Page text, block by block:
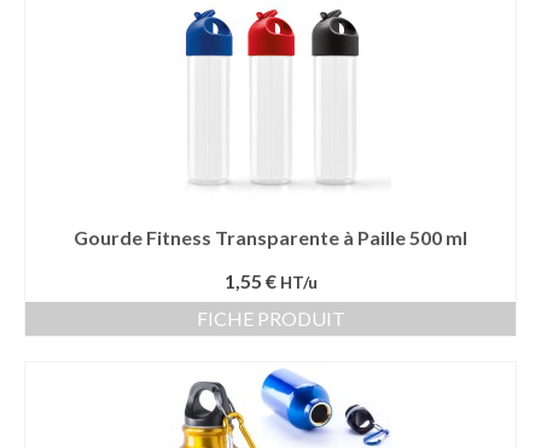
Mug isotherme
Tee-shirt publicitaire
Vêtement Haute Visibilité
Gourde Fitness Transparente à Paille 500 ml
1,55 € HT/u
FICHE PRODUIT